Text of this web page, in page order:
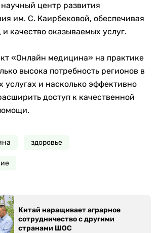
центр развития
им. С. Каирбековой, обеспечивая
качество оказываемых услуг.
«Онлайн медицина» на практике
высока потребность регионов в
услугах и насколько эффективно
доступ к качественной
здоровье
Китай наращивает аграрное
сотрудничество с другими
странами ШОС